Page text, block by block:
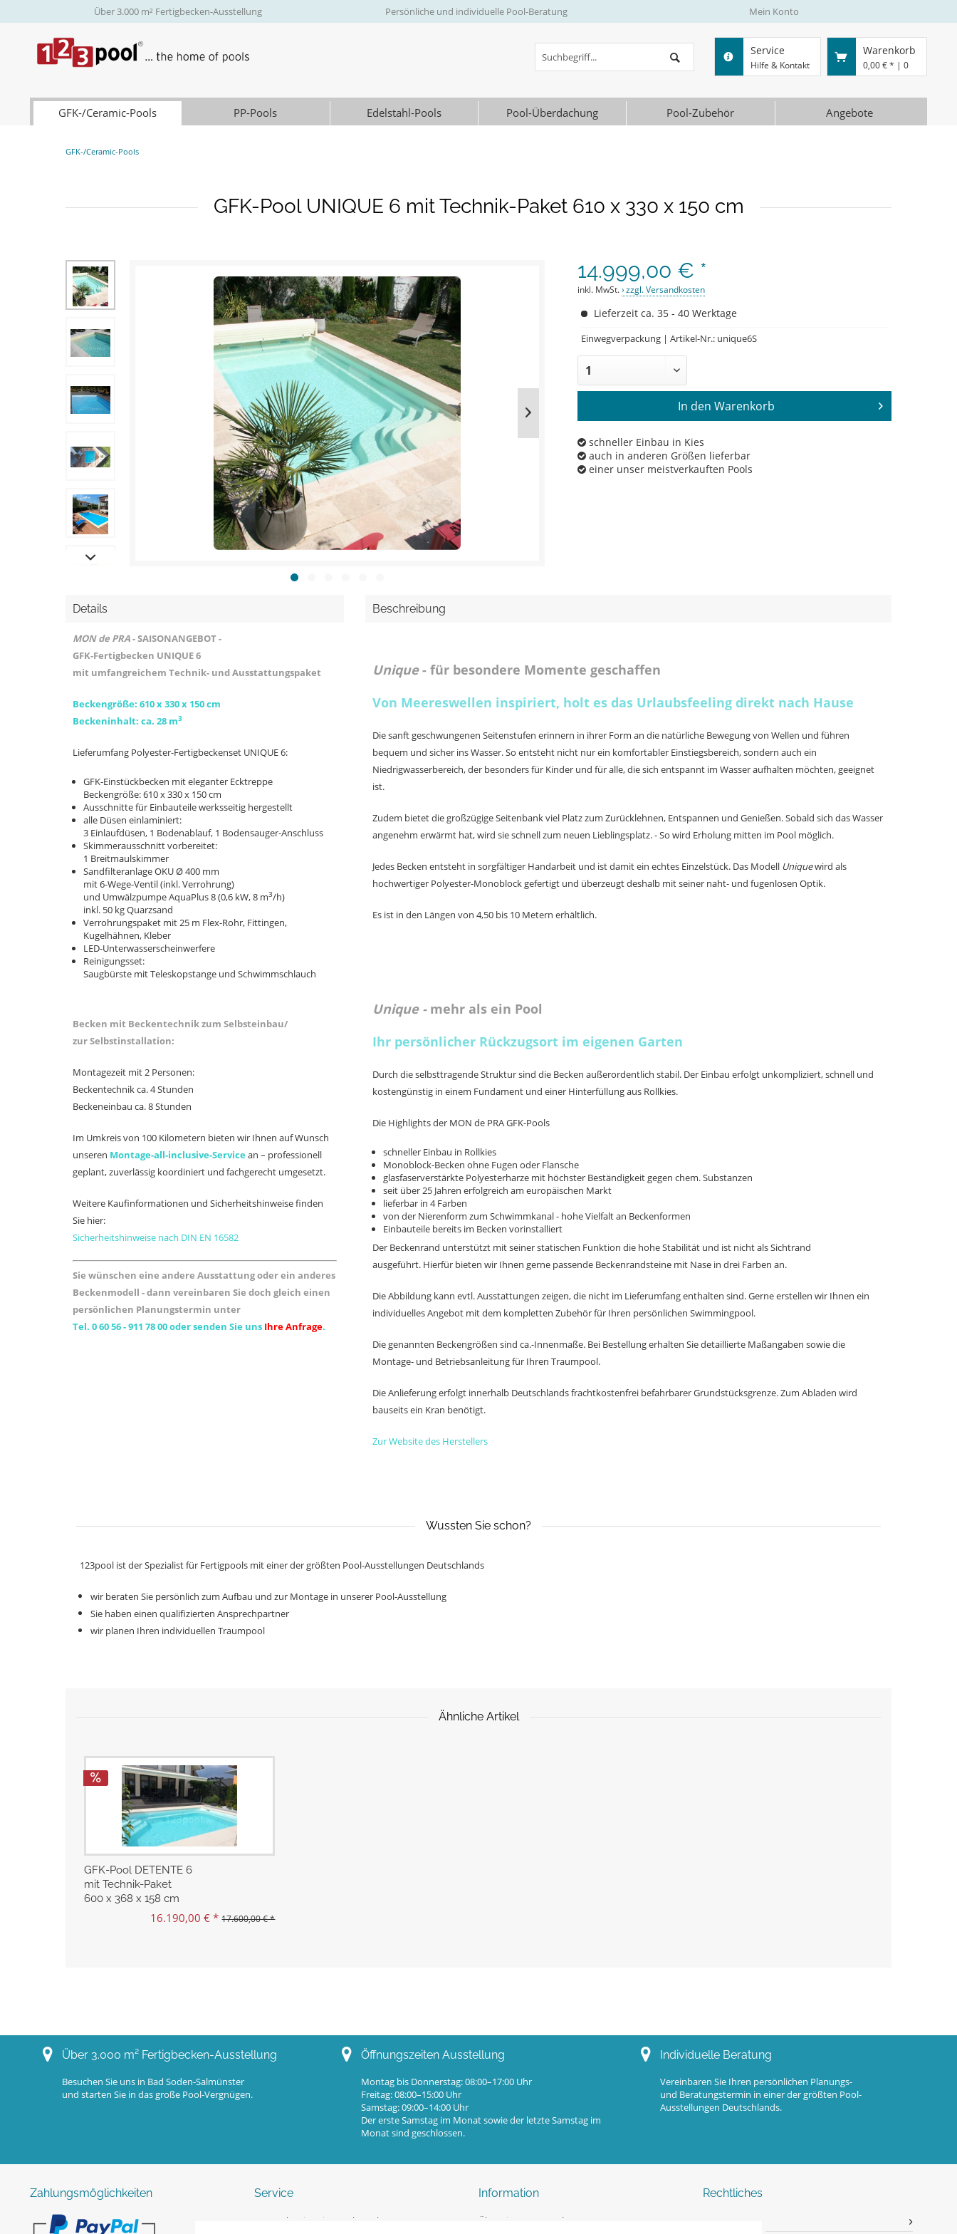
Über 3.000 m² Fertigbecken-Ausstellung Persönliche und individuelle Pool-Beratung Mein Konto
Service
Hilfe & Kontakt
Warenkorb
0,00 € * | 0
GFK-/Ceramic-Pools PP-Pools Edelstahl-Pools Pool-Überdachung Pool-Zubehör Angebote
GFK-/Ceramic-Pools
GFK-Pool UNIQUE 6 mit Technik-Paket 610 x 330 x 150 cm
14.999,00 € *
inkl. MwSt. zzgl. Versandkosten
Lieferzeit ca. 35 - 40 Werktage
Einwegverpackung | Artikel-Nr.: unique6S
In den Warenkorb
schneller Einbau in Kies
auch in anderen Größen lieferbar
einer unser meistverkauften Pools
Details
MON de PRA- SAISONANGEBOT -
GFK-Fertigbecken UNIQUE 6
mit umfangreichem Technik- und Ausstattungspaket
Beckengröße: 610 x 330 x 150 cm
Beckeninhalt: ca. 28 m3
Lieferumfang Polyester-Fertigbeckenset UNIQUE 6:
GFK-Einstückbecken mit eleganter Ecktreppe
Beckengröße: 610 x 330 x 150 cm
Ausschnitte für Einbauteile werksseitig hergestellt
alle Düsen einlaminiert:
3 Einlaufdüsen, 1 Bodenablauf, 1 Bodensauger-Anschluss
Skimmerausschnitt vorbereitet:
1 Breitmaulskimmer
Sandfilteranlage OKU Ø 400 mm
mit 6-Wege-Ventil (inkl. Verrohrung)
und Umwälzpumpe AquaPlus 8 (0,6 kW, 8 m3/h)
inkl. 50 kg Quarzsand
Verrohrungspaket mit 25 m Flex-Rohr, Fittingen,
Kugelhähnen, Kleber
LED-Unterwasserscheinwerfere
Reinigungsset:
Saugbürste mit Teleskopstange und Schwimmschlauch
Becken mit Beckentechnik zum Selbsteinbau/
zur Selbstinstallation:
Montagezeit mit 2 Personen:
Beckentechnik ca. 4 Stunden
Beckeneinbau ca. 8 Stunden
Im Umkreis von 100 Kilometern bieten wir Ihnen auf Wunsch
unseren Montage-all-inclusive-Servicean – professionell
geplant, zuverlässig koordiniert und fachgerecht umgesetzt.
Weitere Kaufinformationen und Sicherheitshinweise finden
Sie hier:
Sicherheitshinweise nach DIN EN 16582
Sie wünschen eine andere Ausstattung oder ein anderes
Beckenmodell - dann vereinbaren Sie doch gleich einen
persönlichen Planungstermin unter
Tel. 0 60 56 - 911 78 00oder senden Sie uns Ihre Anfrage.
Beschreibung
Unique- für besondere Momente geschaffen
Von Meereswellen inspiriert, holt es das Urlaubsfeeling direkt nach Hause
Die sanft geschwungenen Seitenstufen erinnern in ihrer Form an die natürliche Bewegung von Wellen und führen
bequem und sicher ins Wasser. So entsteht nicht nur ein komfortabler Einstiegsbereich, sondern auch ein
Niedrigwasserbereich, der besonders für Kinder und für alle, die sich entspannt im Wasser aufhalten möchten, geeignet
ist.
Zudem bietet die großzügige Seitenbank viel Platz zum Zurücklehnen, Entspannen und Genießen. Sobald sich das Wasser
angenehm erwärmt hat, wird sie schnell zum neuen Lieblingsplatz. - So wird Erholung mitten im Pool möglich.
Jedes Becken entsteht in sorgfältiger Handarbeit und ist damit ein echtes Einzelstück. Das Modell Uniquewird als
hochwertiger Polyester-Monoblock gefertigt und überzeugt deshalb mit seiner naht- und fugenlosen Optik.
Es ist in den Längen von 4,50 bis 10 Metern erhältlich.
Unique -mehr als ein Pool
Ihr persönlicher Rückzugsort im eigenen Garten
Durch die selbsttragende Struktur sind die Becken außerordentlich stabil. Der Einbau erfolgt unkompliziert, schnell und
kostengünstig in einem Fundament und einer Hinterfüllung aus Rollkies.
Die Highlights der MON de PRA GFK-Pools
schneller Einbau in Rollkies
Monoblock-Becken ohne Fugen oder Flansche
glasfaserverstärkte Polyesterharze mit höchster Beständigkeit gegen chem. Substanzen
seit über 25 Jahren erfolgreich am europäischen Markt
lieferbar in 4 Farben
von der Nierenform zum Schwimmkanal - hohe Vielfalt an Beckenformen
Einbauteile bereits im Becken vorinstalliert
Der Beckenrand unterstützt mit seiner statischen Funktion die hohe Stabilität und ist nicht als Sichtrand
ausgeführt. Hierfür bieten wir Ihnen gerne passende Beckenrandsteine mit Nase in drei Farben an.
Die Abbildung kann evtl. Ausstattungen zeigen, die nicht im Lieferumfang enthalten sind. Gerne erstellen wir Ihnen ein
individuelles Angebot mit dem kompletten Zubehör für Ihren persönlichen Swimmingpool.
Die genannten Beckengrößen sind ca.-Innenmaße. Bei Bestellung erhalten Sie detaillierte Maßangaben sowie die
Montage- und Betriebsanleitung für Ihren Traumpool.
Die Anlieferung erfolgt innerhalb Deutschlands frachtkostenfrei befahrbarer Grundstücksgrenze. Zum Abladen wird
bauseits ein Kran benötigt.
Zur Website des Herstellers
Wussten Sie schon?
123pool ist der Spezialist für Fertigpools mit einer der größten Pool-Ausstellungen Deutschlands
wir beraten Sie persönlich zum Aufbau und zur Montage in unserer Pool-Ausstellung
Sie haben einen qualifizierten Ansprechpartner
wir planen Ihren individuellen Traumpool
Ähnliche Artikel
GFK-Pool DETENTE 6
mit Technik-Paket
600 x 368 x 158 cm
16.190,00 € * 17.600,00 € *
Über 3.000 m² Fertigbecken-Ausstellung
Besuchen Sie uns in Bad Soden-Salmünster
und starten Sie in das große Pool-Vergnügen.
Öffnungszeiten Ausstellung
Montag bis Donnerstag: 08:00–17:00 Uhr
Freitag: 08:00–15:00 Uhr
Samstag: 09:00–14:00 Uhr
Der erste Samstag im Monat sowie der letzte Samstag im
Monat sind geschlossen.
Individuelle Beratung
Vereinbaren Sie Ihren persönlichen Planungs-
und Beratungstermin in einer der größten Pool-
Ausstellungen Deutschlands.
Zahlungsmöglichkeiten Service
123pool-Swimmingpool-Kataloge
Information
Überwinterung Pools
Rechtliches